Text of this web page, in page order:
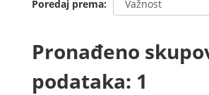
Poredaj prema
Pronađeno
podataka: 1